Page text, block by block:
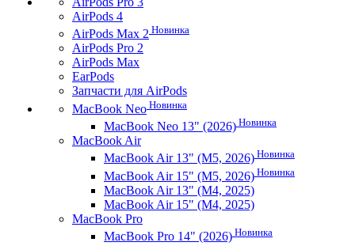
AirPods 4
AirPods Max 2 Новинка
AirPods Pro 2
AirPods Max
EarPods
Запчасти для AirPods
MacBook Neo Новинка
MacBook Neo 13" (2026) Новинка
MacBook Air
MacBook Air 13" (M5, 2026) Новинка
MacBook Air 15" (M5, 2026) Новинка
MacBook Air 13" (M4, 2025)
MacBook Air 15" (M4, 2025)
MacBook Pro
MacBook Pro 14" (2026) Новинка